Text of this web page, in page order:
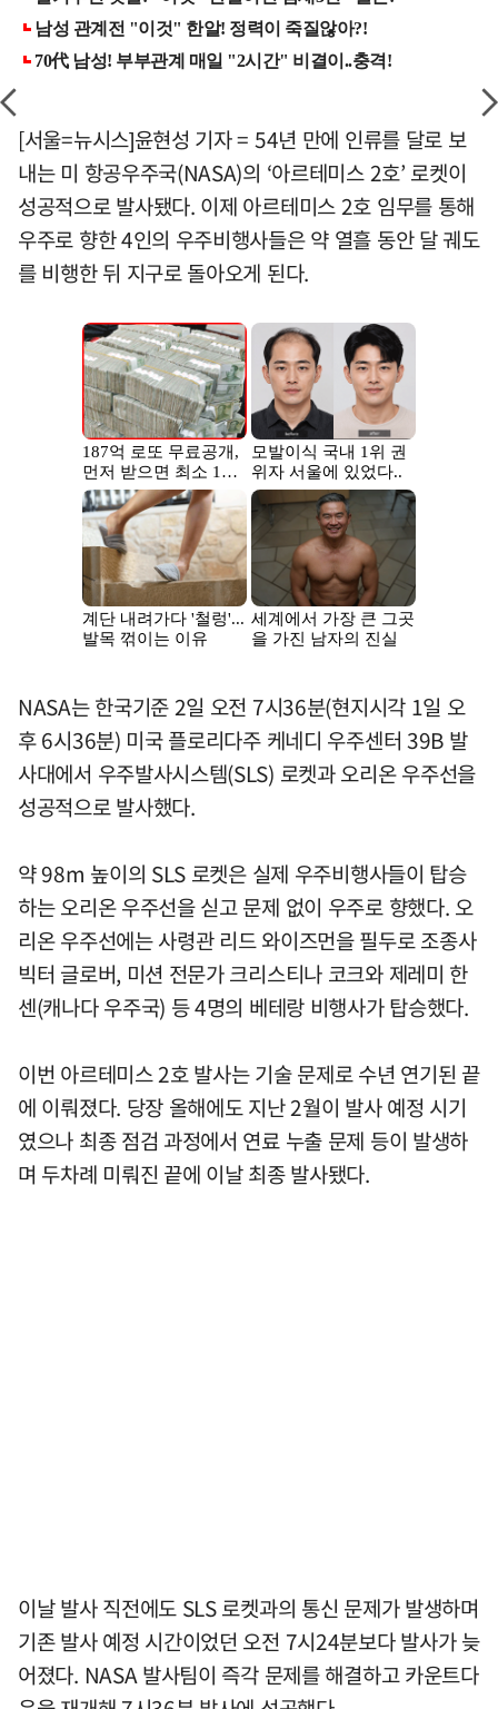
[서울=뉴시스]윤현성 기자 = 54년 만에 인류를 달로 보
내는 미 항공우주국(NASA)의 ‘아르테미스 2호’ 로켓이
성공적으로 발사됐다. 이제 아르테미스 2호 임무를 통해
우주로 향한 4인의 우주비행사들은 약 열흘 동안 달 궤도
를 비행한 뒤 지구로 돌아오게 된다.
NASA는 한국기준 2일 오전 7시36분(현지시각 1일 오
후 6시36분) 미국 플로리다주 케네디 우주센터 39B 발
사대에서 우주발사시스템(SLS) 로켓과 오리온 우주선을
성공적으로 발사했다.
약 98m 높이의 SLS 로켓은 실제 우주비행사들이 탑승
하는 오리온 우주선을 싣고 문제 없이 우주로 향했다. 오
리온 우주선에는 사령관 리드 와이즈먼을 필두로 조종사
빅터 글로버, 미션 전문가 크리스티나 코크와 제레미 한
센(캐나다 우주국) 등 4명의 베테랑 비행사가 탑승했다.
이번 아르테미스 2호 발사는 기술 문제로 수년 연기된 끝
에 이뤄졌다. 당장 올해에도 지난 2월이 발사 예정 시기
였으나 최종 점검 과정에서 연료 누출 문제 등이 발생하
며 두차례 미뤄진 끝에 이날 최종 발사됐다.
이날 발사 직전에도 SLS 로켓과의 통신 문제가 발생하며
기존 발사 예정 시간이었던 오전 7시24분보다 발사가 늦
어졌다. NASA 발사팀이 즉각 문제를 해결하고 카운트다